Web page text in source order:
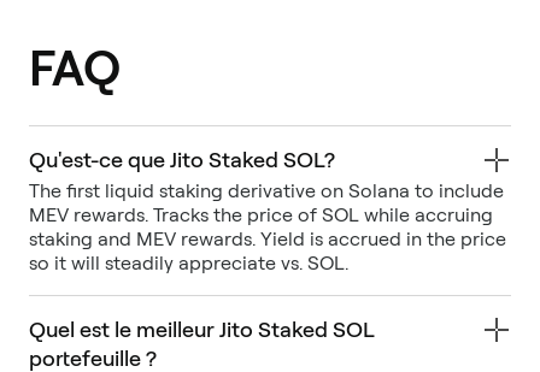
FAQ
Qu'est-ce que Jito Staked SOL?
The first liquid staking derivative on Solana to include
MEV rewards. Tracks the price of SOL while accruing
staking and MEV rewards. Yield is accrued in the price
so it will steadily appreciate vs. SOL.
Quel est le meilleur Jito Staked SOL
portefeuille ?